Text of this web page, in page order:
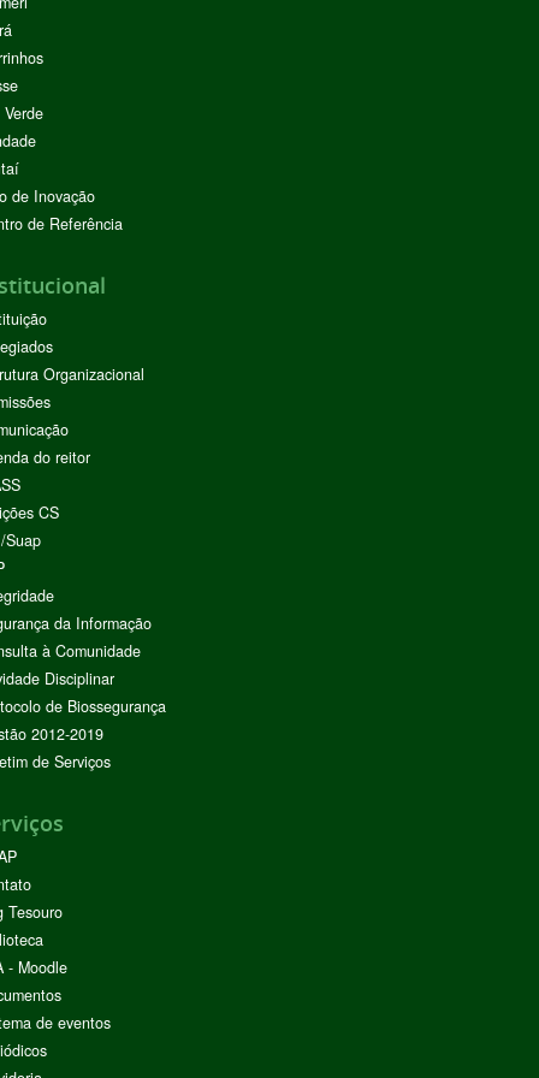
de Inovação
de Referência
Organizacional
do reitor
CS
Suap
da Informação
à Comunidade
Disciplinar
de Biossegurança
2012-2019
de Serviços
Tesouro
- Moodle
de eventos